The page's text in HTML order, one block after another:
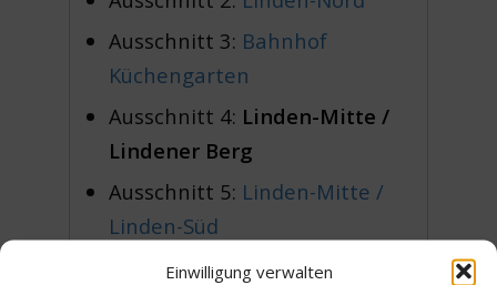
Einwilligung verwalten
Ausschnitt 3: Bahnhof
Küchengarten
Ausschnitt 4: Linden-Mitte /
Lindener Berg
Ausschnitt 5: Linden-Mitte /
Linden-Süd
Ausschnitt 6:südwestlich vom